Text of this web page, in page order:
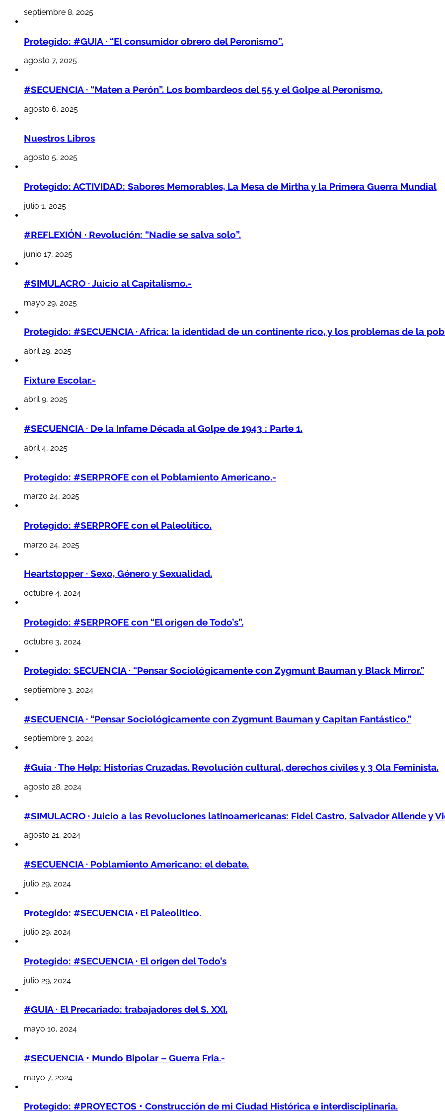
septiembre 8, 2025
Protegido: #GUIA · “El consumidor obrero del Peronismo”.
agosto 7, 2025
#SECUENCIA · “Maten a Perón”. Los bombardeos del 55 y el Golpe al Peronismo.
agosto 6, 2025
Nuestros Libros
agosto 5, 2025
Protegido: ACTIVIDAD: Sabores Memorables, La Mesa de Mirtha y la Primera Guerra Mundial
julio 1, 2025
#REFLEXIÓN · Revolución: “Nadie se salva solo”.
junio 17, 2025
#SIMULACRO · Juicio al Capitalismo.-
mayo 29, 2025
Protegido: #SECUENCIA · Africa: la identidad de un continente rico, y los problemas de la
abril 29, 2025
Fixture Escolar.-
abril 9, 2025
#SECUENCIA · De la Infame Década al Golpe de 1943 : Parte 1.
abril 4, 2025
Protegido: #SERPROFE con el Poblamiento Americano.-
marzo 24, 2025
Protegido: #SERPROFE con el Paleolítico.
marzo 24, 2025
Heartstopper · Sexo, Género y Sexualidad.
octubre 4, 2024
Protegido: #SERPROFE con “El origen de Todo’s”.
octubre 3, 2024
Protegido: SECUENCIA · “Pensar Sociológicamente con Zygmunt Bauman y Black Mirror.”
septiembre 3, 2024
#SECUENCIA · “Pensar Sociológicamente con Zygmunt Bauman y Capitan Fantástico.”
septiembre 3, 2024
#Guia · The Help: Historias Cruzadas. Revolución cultural, derechos civiles y 3 Ola Feminista.
agosto 28, 2024
#SIMULACRO · Juicio a las Revoluciones latinoamericanas: Fidel Castro, Salvador Allende y
agosto 21, 2024
#SECUENCIA · Poblamiento Americano: el debate.
julio 29, 2024
Protegido: #SECUENCIA · El Paleolitico.
julio 29, 2024
Protegido: #SECUENCIA · El origen del Todo’s
julio 29, 2024
#GUIA · El Precariado: trabajadores del S. XXI.
mayo 10, 2024
#SECUENCIA • Mundo Bipolar – Guerra Fria.-
mayo 7, 2024
Protegido: #PROYECTOS • Construcción de mi Ciudad Histórica e interdisciplinaria.